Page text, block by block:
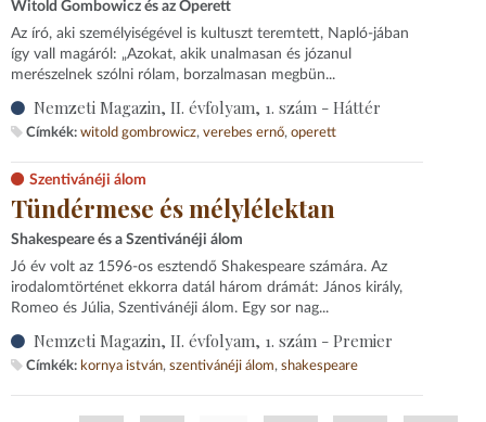
Witold Gombowicz és az Operett
Az író, aki személyiségével is kultuszt teremtett, Napló-jában
így vall magáról: „Azokat, akik unalmasan és józanul
merészelnek szólni rólam, borzalmasan megbün...
Nemzeti Magazin, II. évfolyam, 1. szám - Háttér
Címkék: witold gombrowicz verebes ernő operett
Szentivánéji álom
Tündérmese és mélylélektan
Shakespeare és a Szentivánéji álom
Jó év volt az 1596-os esztendő Shakespeare számára. Az
irodalomtörténet ekkorra datál három drámát: János király,
Romeo és Júlia, Szentivánéji álom. Egy sor nag...
Nemzeti Magazin, II. évfolyam, 1. szám - Premier
Címkék: kornya istván szentivánéji álom shakespeare